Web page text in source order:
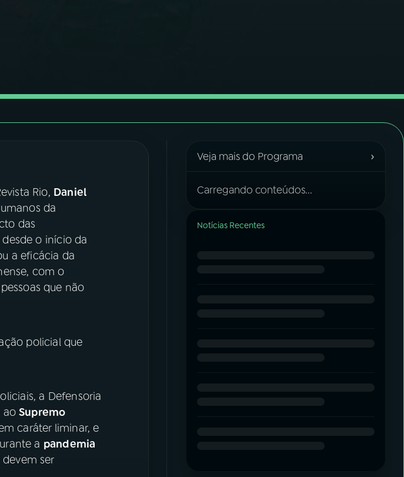
Rio, Daniel
da
das
o início da
a eficácia da
com o
que não
policial que
a Defensoria
aoSupremo
caráter liminar, e
a pandemia
ser
Veja mais do Programa ›
Carregando conteúdos...
Notícias Recentes